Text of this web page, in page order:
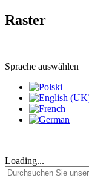
Raster
Sprache auswählen
Loading...